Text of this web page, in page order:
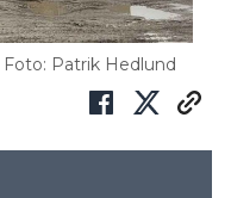
Foto: Patrik Hedlund